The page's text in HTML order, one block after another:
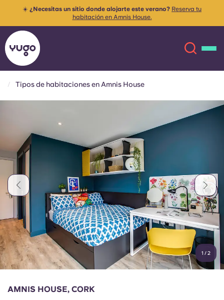
Ubicaciones
Más
Cuenta Idioma
English (GB)
Elige un país
Reserva ahora
Chinese Español
Català Deutsch
Italian French
Portuguese
☀️ ¿Necesitas un sitio donde alojarte este verano? Reserva tu
habitación en Amnis House.
Tipos de habitaciones en Amnis House
1 /2
AMNIS HOUSE, CORK